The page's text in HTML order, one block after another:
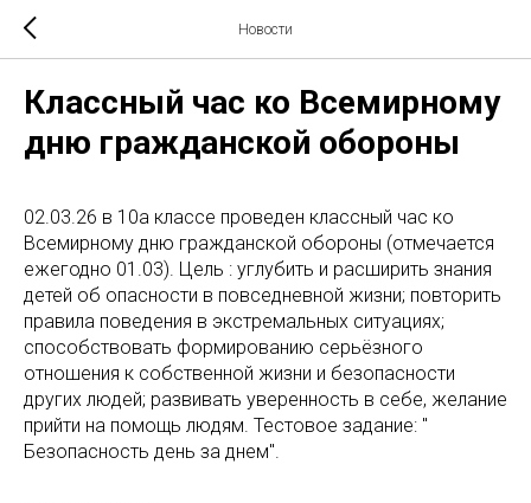
Новости
Классный час ко Всемирному
дню гражданской обороны
02.03.26 в 10а классе проведен классный час ко
Всемирному дню гражданской обороны (отмечается
ежегодно 01.03). Цель : углубить и расширить знания
детей об опасности в повседневной жизни; повторить
правила поведения в экстремальных ситуациях;
способствовать формированию серьёзного
отношения к собственной жизни и безопасности
других людей; развивать уверенность в себе, желание
прийти на помощь людям. Тестовое задание: "
Безопасность день за днем".